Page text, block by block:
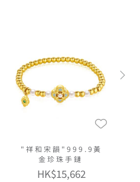
"祥和宋韻"999.9黃
金珍珠手鏈
HK$15,662